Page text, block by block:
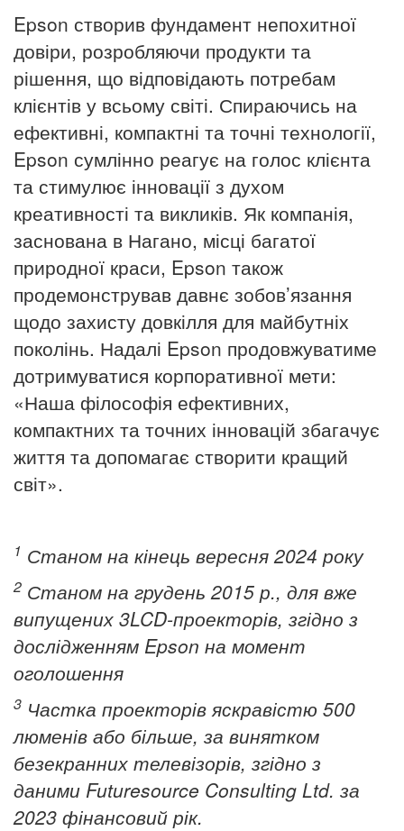
Epson створив фундамент непохитної
довіри, розробляючи продукти та
рішення, що відповідають потребам
клієнтів у всьому світі. Спираючись на
ефективні, компактні та точні технології,
Epson сумлінно реагує на голос клієнта
та стимулює інновації з духом
креативності та викликів. Як компанія,
заснована в Нагано, місці багатої
природної краси, Epson також
продемонстрував давнє зобов’язання
щодо захисту довкілля для майбутніх
поколінь. Надалі Epson продовжуватиме
дотримуватися корпоративної мети:
«Наша філософія ефективних,
компактних та точних інновацій збагачує
життя та допомагає створити кращий
світ».
1 Станом на кінець вересня 2024 року
2 Станом на грудень 2015 р., для вже
випущених 3LCD-проекторів, згідно з
дослідженням Epson на момент
оголошення
3 Частка проекторів яскравістю 500
люменів або більше, за винятком
безекранних телевізорів, згідно з
даними Futuresource Consulting Ltd. за
2023 фінансовий рік.